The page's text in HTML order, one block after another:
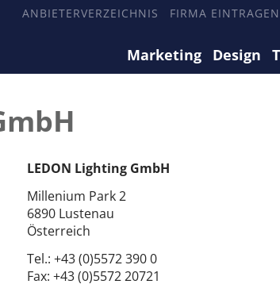
ANBIETERVERZEICHNIS FIRMA EINTRAGEN
Marketing Design
LEDON Lighting GmbH
Millenium Park 2
6890 Lustenau
Österreich
Tel.: +43 (0)5572 390 0
Fax: +43 (0)5572 20721